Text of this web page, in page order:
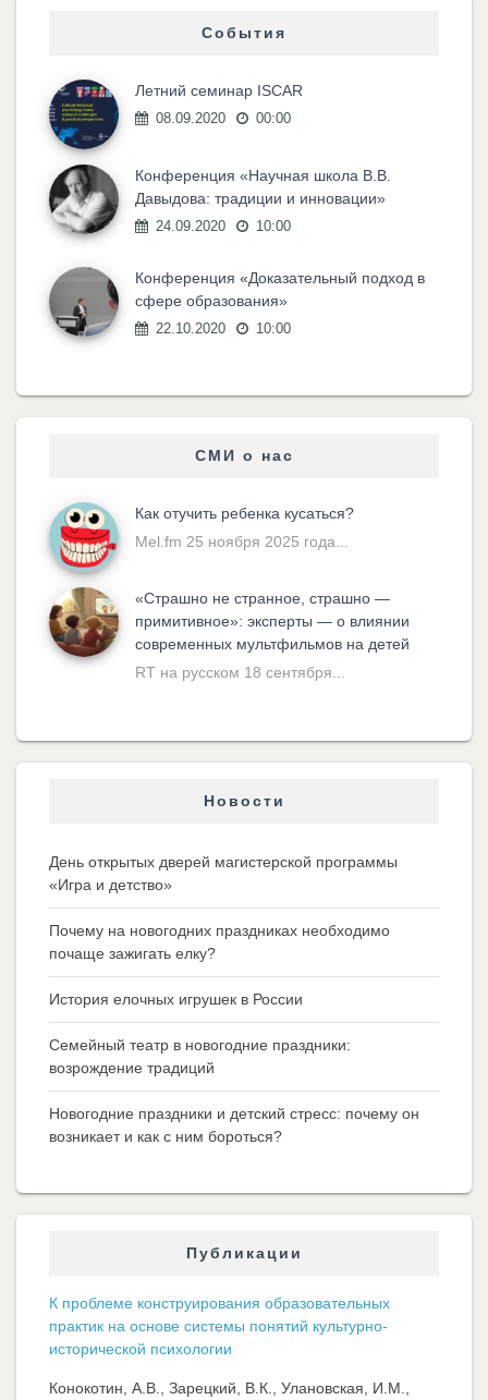
События
Летний семинар ISCAR
08.09.2020 00:00
Конференция «Научная школа В.В.
Давыдова: традиции и инновации»
24.09.2020 10:00
Конференция «Доказательный подход в
сфере образования»
22.10.2020 10:00
СМИ о нас
Как отучить ребенка кусаться?
Mel.fm 25 ноября 2025 года...
«Cтрашно не странное, страшно —
примитивное»: эксперты — о влиянии
современных мультфильмов на детей
RT на русском 18 сентября...
Новости
День открытых дверей магистерской программы
«Игра и детство»
Почему на новогодних праздниках необходимо
почаще зажигать елку?
История елочных игрушек в России
Семейный театр в новогодние праздники:
возрождение традиций
Новогодние праздники и детский стресс: почему он
возникает и как с ним бороться?
Публикации
К проблеме конструирования образовательных
практик на основе системы понятий культурно-
исторической психологии
Конокотин, А.В., Зарецкий, В.К., Улановская, И.М.,